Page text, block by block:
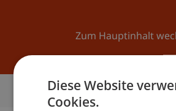
Zum Hauptinhalt
Startseite
Diese Website
Cookies.